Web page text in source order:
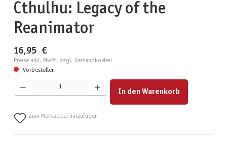
Cthulhu: Legacy of the
Reanimator
16,95 €
Preise inkl. MwSt. zzgl. Versandkosten
Vorbestellen
Produkt Anzahl: Gib den gewünschten Wert ein oder benutze die Schaltflächen um die Anzahl zu
In den Warenkorb
Zum Merkzettel hinzufügen